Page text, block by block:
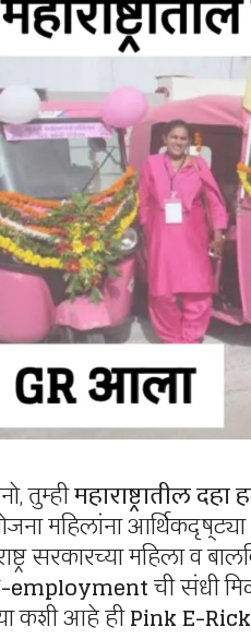
तुम्हीमहाराष्ट्रातील
महिलांना
सरकारच्या महिला व
employmentची संधी
कशी आहे हीPink E-